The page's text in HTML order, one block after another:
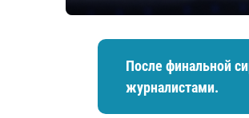
После финальной
журналистами.